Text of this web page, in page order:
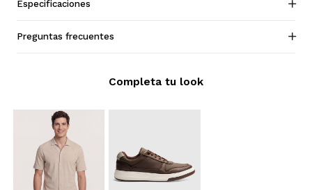
Especificaciones
Preguntas frecuentes
Completa tu look